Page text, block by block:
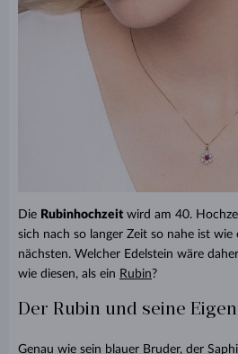
Die Rubinhochzeitwird am 40.
sich nach so langer Zeit so nahe ist wie
nächsten. Welcher Edelstein wäre
wie diesen, als ein Rubin?
Der Rubin und seine
Genau wie sein blauer Bruder, der